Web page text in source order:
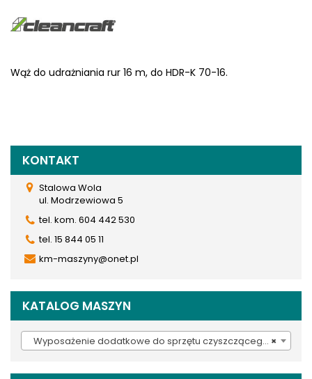
Wąż do udrażniania rur 16 m, do HDR-K 70-16.
KONTAKT
Stalowa Wola
ul. Modrzewiowa 5
tel. kom. 604 442 530
tel. 15 844 05 11
km-maszyny@onet.pl
KATALOG MASZYN
×
Wyposażenie dodatkowe do sprzętu czyszczącego (937)